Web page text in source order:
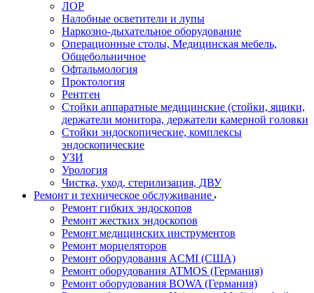
ЛОР
Налобные осветители и лупы
Наркозно-дыхательное оборудование
Операционные столы, Медицинская мебель,
Общебольничное
Офтальмология
Проктология
Рентген
Стойки аппаратные медицинские (стойки, ящики,
держатели монитора, держатели камерной головки
Стойки эндоскопические, комплексы
эндоскопические
УЗИ
Урология
Чистка, уход, стерилизация, ДВУ
Ремонт и техническое обслуживание
Ремонт гибких эндоскопов
Ремонт жестких эндоскопов
Ремонт медицинских инструментов
Ремонт морцеляторов
Ремонт оборудования ACMI (США)
Ремонт оборудования ATMOS (Германия)
Ремонт оборудования BOWA (Германия)